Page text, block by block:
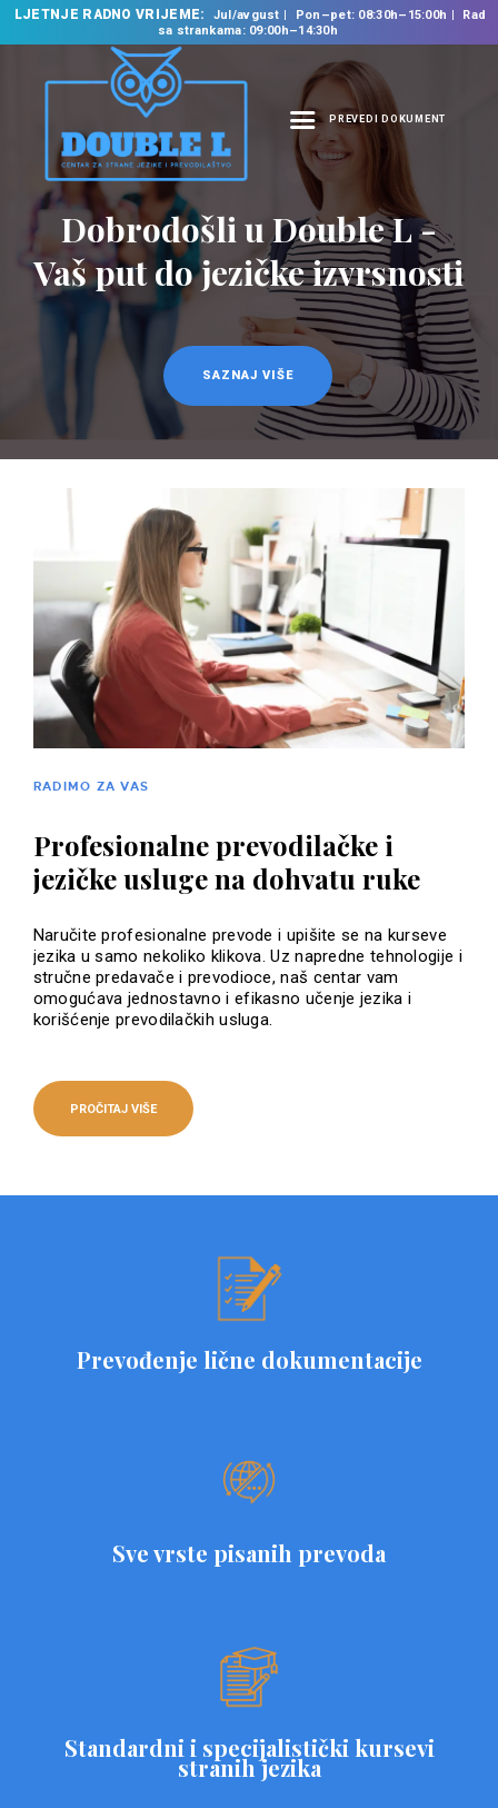
LJETNJE RADNO VRIJEME: Jul/avgust Pon–pet: 08:30h–15:00h
Rad
sa strankama: 09:00h–14:30h
PREVEDI DOKUMENT
NASLOVNA
O NAMA
NAŠE USLUGE
ŠKOLA STRANIH
JEZIKA
PREVODILAČKI BIRO
KURSEVI
NOVOSTI
KONTAKT
Dobrodošli u Double L -
Vaš put do jezičke izvrsnosti
SAZNAJ VIŠE
RADIMO ZA VAS
Profesionalne prevodilačke i
jezičke usluge na dohvatu ruke
Naručite profesionalne prevode i upišite se na kurseve
jezika u samo nekoliko klikova. Uz napredne tehnologije i
stručne predavače i prevodioce, naš centar vam
omogućava jednostavno i efikasno učenje jezika i
korišćenje prevodilačkih usluga.
PROČITAJ VIŠE
Prevođenje lične dokumentacije
Sve vrste pisanih prevoda
Standardni i specijalistički kursevi
stranih jezika